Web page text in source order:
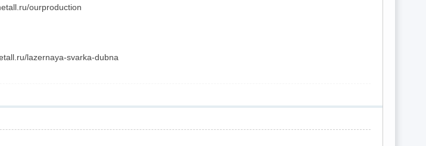
ourproduction
lazernaya-svarka-dubna